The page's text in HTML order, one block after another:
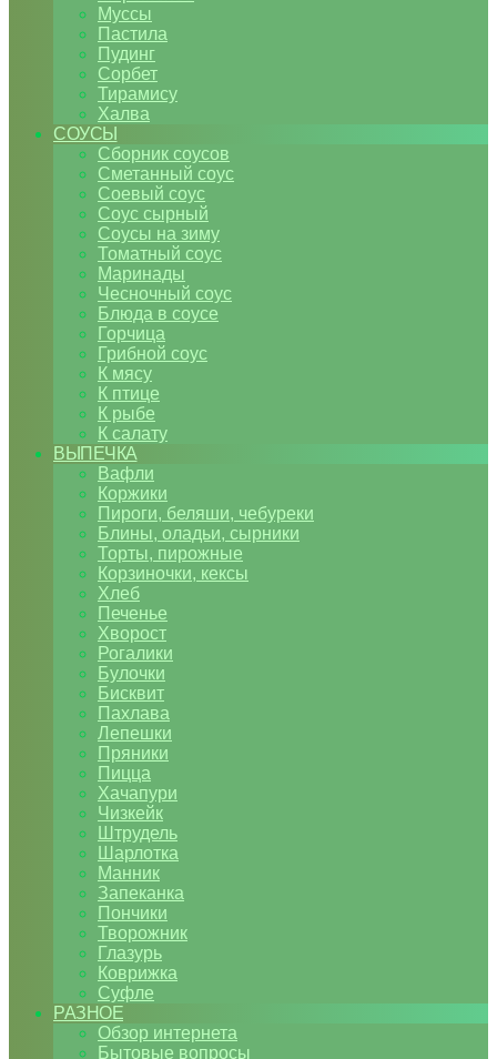
Муссы
Пастила
Пудинг
Сорбет
Тирамису
Халва
СОУСЫ
Сборник соусов
Сметанный соус
Соевый соус
Соус сырный
Соусы на зиму
Томатный соус
Маринады
Чесночный соус
Блюда в соусе
Горчица
Грибной соус
К мясу
К птице
К рыбе
К салату
ВЫПЕЧКА
Вафли
Коржики
Пироги, беляши, чебуреки
Блины, оладьи, сырники
Торты, пирожные
Корзиночки, кексы
Хлеб
Печенье
Хворост
Рогалики
Булочки
Бисквит
Пахлава
Лепешки
Пряники
Пицца
Хачапури
Чизкейк
Штрудель
Шарлотка
Манник
Запеканка
Пончики
Творожник
Глазурь
Коврижка
Суфле
РАЗНОЕ
Обзор интернета
Бытовые вопросы